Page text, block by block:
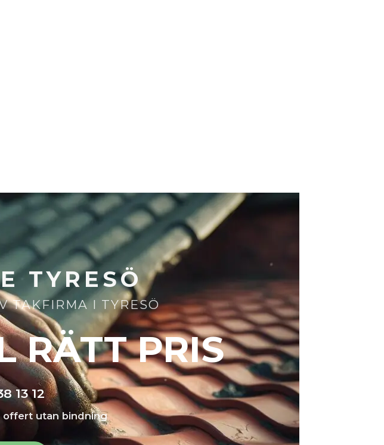
TYRESÖ
TAKFIRMA I TYRESÖ
RÄTT PRIS
13 12
utan bindning